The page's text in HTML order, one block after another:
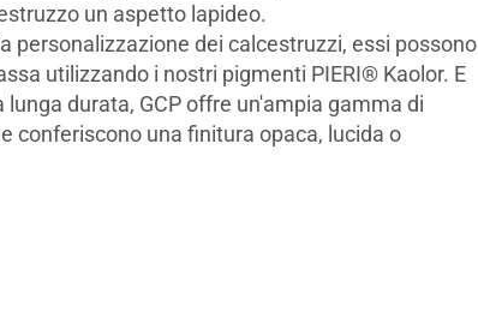
un aspetto lapideo.
personalizzazione dei calcestruzzi, essi possono
utilizzando i nostri pigmenti PIERI® Kaolor. E
lunga durata, GCP offre un'ampia gamma di
conferiscono una finitura opaca, lucida o